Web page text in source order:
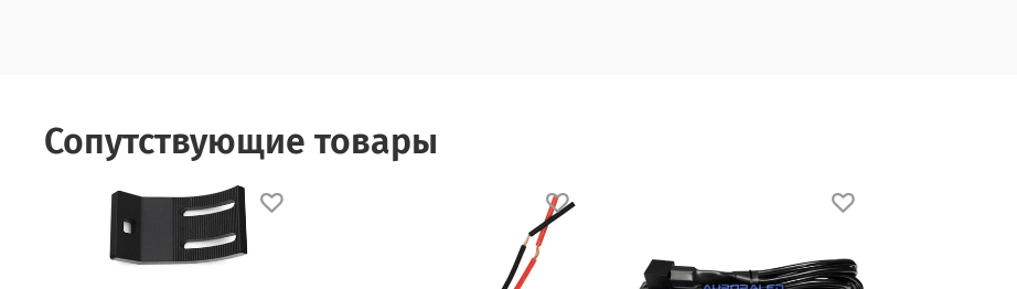
Сопутствующие товары